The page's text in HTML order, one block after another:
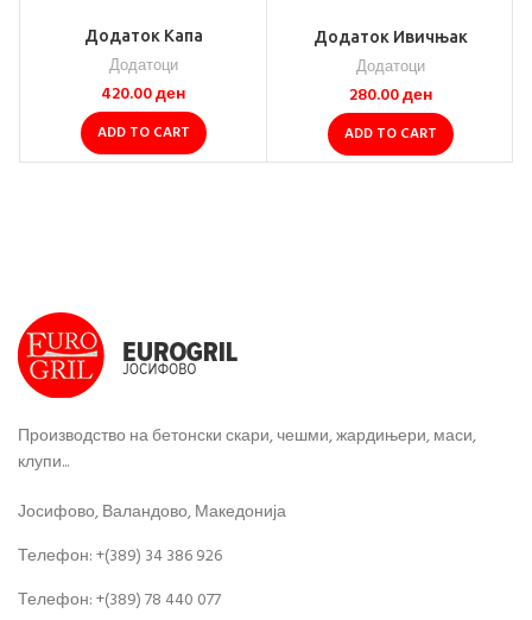
Додаток Капа
Додатоци
420.00ден
ADD TO CART
Додаток Ивичњак
Додатоци
280.00ден
ADD TO CART
Производство на бетонски скари, чешми, жардињери, маси,
клупи...
Јосифово, Валандово, Македонија
Телефон: +(389) 34 386 926
Телефон: +(389) 78 440 077